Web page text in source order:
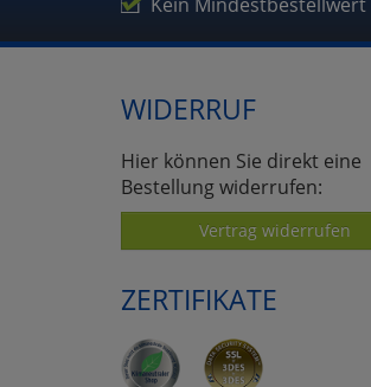
WIDERRUF
Hier können Sie direkt eine
Bestellung widerrufen:
Vertrag widerrufen
ZERTIFIKATE